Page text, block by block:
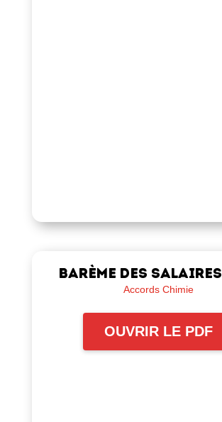
Barème des salaires
Accords Chimie
OUVRIR LE PDF